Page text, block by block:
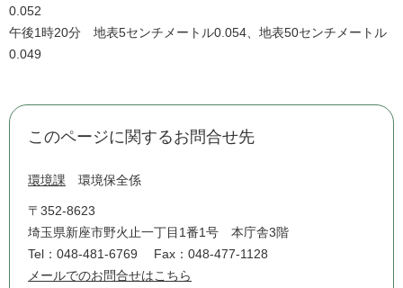
0.052
午後1時20分 地表5センチメートル0.054、地表50センチメートル
0.049
このページに関するお問合せ先
環境課 環境保全係
〒352-8623
埼玉県新座市野火止一丁目1番1号 本庁舎3階
Tel：048-481-6769
Fax：048-477-1128
メールでのお問合せはこちら